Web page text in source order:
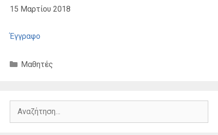
15 Μαρτίου 2018
Έγγραφο
Κατηγορίες
Μαθητές
Αναζήτηση